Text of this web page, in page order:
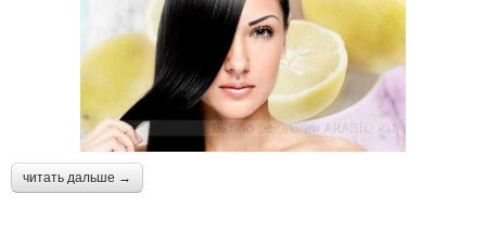
читать дальше →